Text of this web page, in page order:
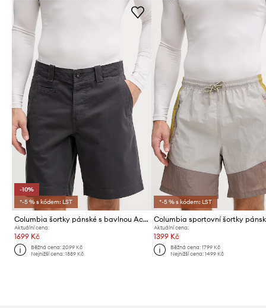
-10%
*-5 % s kódem: LST
Columbia šortky pánské s bavlnou Acker Rock
Aktuální cena:
1699 Kč
Běžná cena:2099 Kč
Nejnižší cena:1889 Kč
*-5 % s kódem: LST
Aktuální cena:
1399 Kč
Běžná cena: 1799 Kč
Nejnižší cena: 1499 Kč